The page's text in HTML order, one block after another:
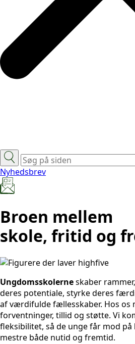
Nyhedsbrev
Broen mellem
skole, fritid og
Ungdomsskolerneskaber
deres potentiale, styrke deres
af værdifulde fællesskaber. Hos os
forventninger, tillid og støtte. Vi
fleksibilitet, så de unge får mod på
mestre både nutid og fremtid.